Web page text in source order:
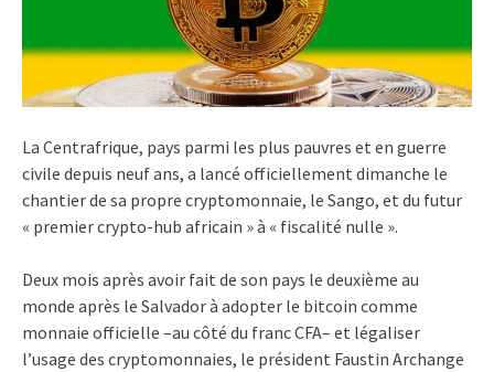
La Centrafrique, pays parmi les plus pauvres et en guerre
civile depuis neuf ans, a lancé officiellement dimanche le
chantier de sa propre cryptomonnaie, le Sango, et du futur
« premier crypto-hub africain » à « fiscalité nulle ».
Deux mois après avoir fait de son pays le deuxième au
monde après le Salvador à adopter le bitcoin comme
monnaie officielle –au côté du franc CFA– et légaliser
l’usage des cryptomonnaies, le président Faustin Archange